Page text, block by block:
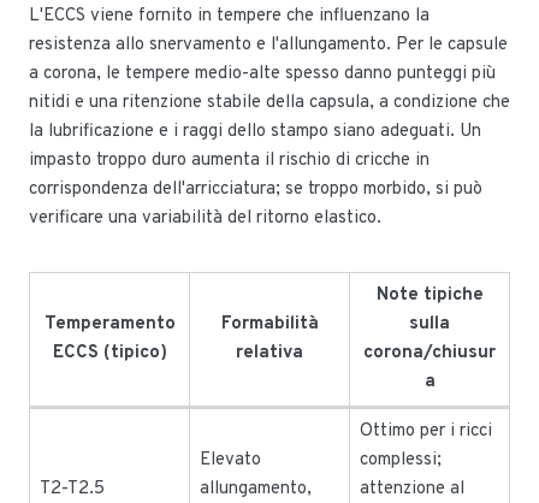
L'ECCS viene fornito in tempere che influenzano la
resistenza allo snervamento e l'allungamento. Per le capsule
a corona, le tempere medio-alte spesso danno punteggi più
nitidi e una ritenzione stabile della capsula, a condizione che
la lubrificazione e i raggi dello stampo siano adeguati. Un
impasto troppo duro aumenta il rischio di cricche in
corrispondenza dell'arricciatura; se troppo morbido, si può
verificare una variabilità del ritorno elastico.
Temperamento
ECCS (tipico)
Formabilità
relativa
Note tipiche
sulla
corona/chiusur
a
T2-T2.5
Elevato
allungamento,
Ottimo per i ricci
complessi;
attenzione al